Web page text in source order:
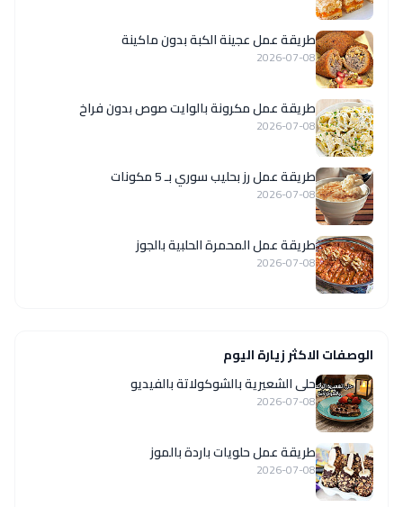
طريقة عمل عجينة الكبة بدون ماكينة
2026-07-08
طريقة عمل مكرونة بالوايت صوص بدون فراخ
2026-07-08
طريقة عمل رز بحليب سوري بـ 5 مكونات
2026-07-08
طريقة عمل المحمرة الحلبية بالجوز
2026-07-08
الوصفات الاكثر زيارة اليوم
حلى الشعيرية بالشوكولاتة بالفيديو
2026-07-08
طريقة عمل حلويات باردة بالموز
2026-07-08